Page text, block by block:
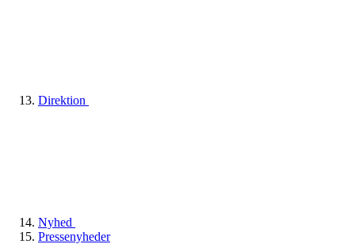
Direktion
Nyhed
Pressenyheder